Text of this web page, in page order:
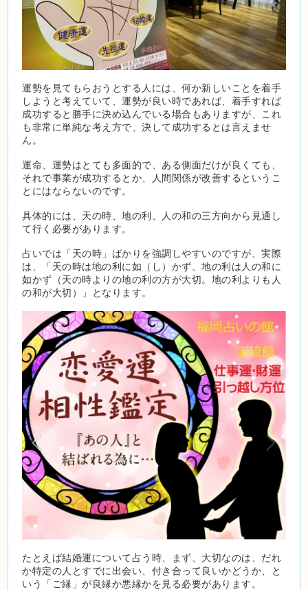
運勢を見てもらおうとする人には、何か新しいことを着手
しようと考えていて、運勢が良い時であれば、着手すれば
成功すると勝手に決め込んでいる場合もありますが、これ
も非常に単純な考え方で、決して成功するとは言えませ
ん。
運命、運勢はとても多面的で、ある側面だけが良くても、
それで事業が成功するとか、人間関係が改善するというこ
とにはならないのです。
具体的には、天の時、地の利、人の和の三方向から見通し
て行く必要があります。
占いでは「天の時」ばかりを強調しやすいのですが、実際
は、「天の時は地の利に如（し）かず、地の利は人の和に
如かず（天の時よりの地の利の方が大切。地の利よりも人
の和が大切）」となります。
たとえば結婚運について占う時、まず、大切なのは、だれ
か特定の人とすでに出会い、付き合って良いかどうか、と
いう「ご縁」が良縁か悪縁かを見る必要があります。